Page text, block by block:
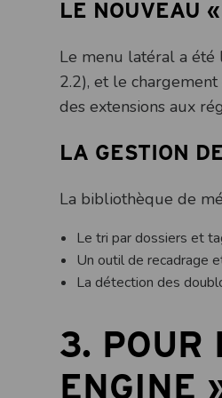
LE NOUVEAU
Le menu latéral a été
2.2), et le
des extensions aux
LA GESTION
La bibliothèque de
Le tri par dossiers et
Un outil de recadrage
La détection des
3. POUR
ENGINE